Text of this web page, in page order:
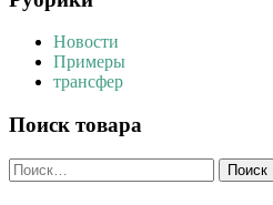
Новости
Примеры
трансфер
Поиск товара
Найти: